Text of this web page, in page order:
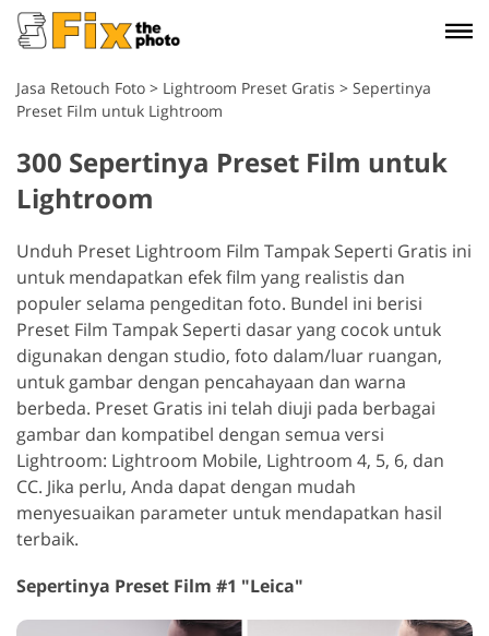
Jasa Retouch Foto > Lightroom Preset Gratis > Sepertinya
Preset Film untuk Lightroom
300 Sepertinya Preset Film untuk
Lightroom
Unduh Preset Lightroom Film Tampak Seperti Gratis ini
untuk mendapatkan efek film yang realistis dan
populer selama pengeditan foto. Bundel ini berisi
Preset Film Tampak Seperti dasar yang cocok untuk
digunakan dengan studio, foto dalam/luar ruangan,
untuk gambar dengan pencahayaan dan warna
berbeda. Preset Gratis ini telah diuji pada berbagai
gambar dan kompatibel dengan semua versi
Lightroom: Lightroom Mobile, Lightroom 4, 5, 6, dan
CC. Jika perlu, Anda dapat dengan mudah
menyesuaikan parameter untuk mendapatkan hasil
terbaik.
Sepertinya Preset Film #1 "Leica"